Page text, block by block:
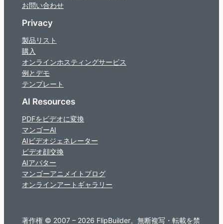
お問い合わせ
Privacy
製品リスト
購入
オンラインホスティングサービス
例とデモ
テンプレート
AI Resources
PDFをビデオに変換
マンゴーAI
AIビデオジェネレーター
ビデオ顔交換
AIアバター
マンゴーアニメイトブログ
オンラインアートギャラリー
著作権 © 2007 – 2026 FlipBuilder。無断複写・転載を禁